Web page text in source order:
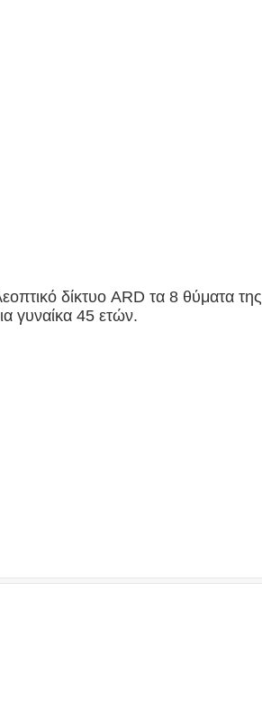
δίκτυο ARD τα 8 θύματα της
γυναίκα 45 ετών.